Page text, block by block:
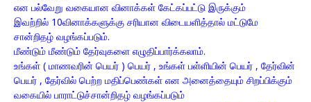
என பல்வேறு வகையான வினாக்கள் கேட்கப்பட்டு இருக்கும்
இவற்றில் 10வினாக்களுக்கு சரியான விடையளித்தால் மட்டுமே
சான்றிதழ் வழங்கப்படும்.
மீண்டும் மீண்டும் தேர்வுகளை எழுதிப்பார்க்கலாம்.
உங்கள் ( மாணவரின் பெயர் ) பெயர் , உங்கள் பள்ளியின் பெயர் , தேர்வின்
பெயர் , தேர்வில் பெற்ற மதிப்பெண்கள் என அனைத்தையும் சிறப்பிக்கும்
வகையில் பாராட்டுச்சான்றிதழ் வழங்கப்படும்